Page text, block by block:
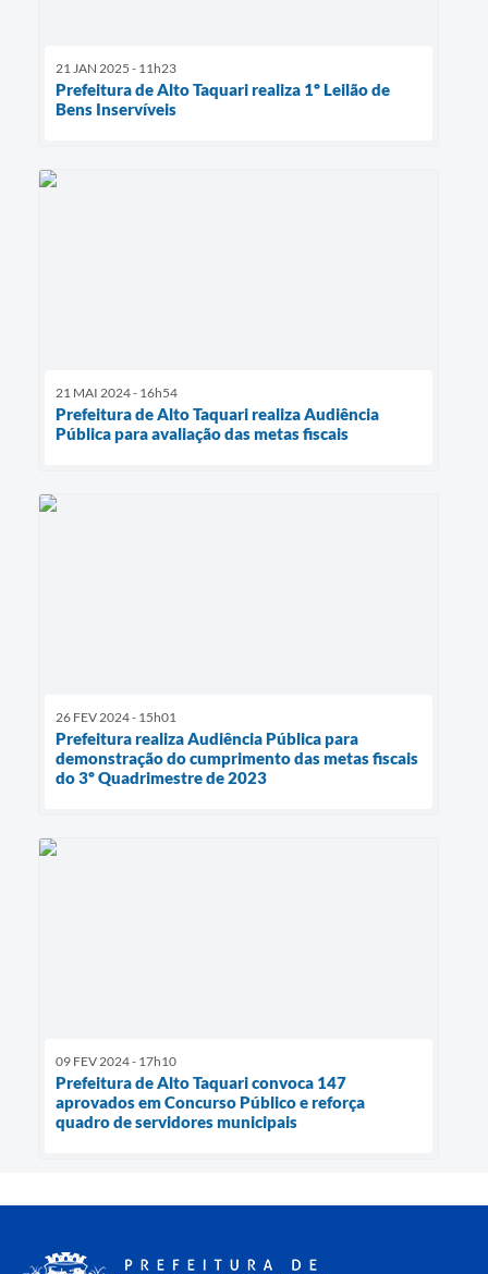
21 JAN 2025 - 11h23
Prefeitura de Alto Taquari realiza 1º Leilão de
Bens Inservíveis
21 MAI 2024 - 16h54
Prefeitura de Alto Taquari realiza Audiência
Pública para avaliação das metas fiscais
26 FEV 2024 - 15h01
Prefeitura realiza Audiência Pública para
demonstração do cumprimento das metas fiscais
do 3º Quadrimestre de 2023
09 FEV 2024 - 17h10
Prefeitura de Alto Taquari convoca 147
aprovados em Concurso Público e reforça
quadro de servidores municipais